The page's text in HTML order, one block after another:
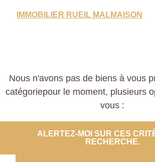
IMMOBILIER RUEIL MALMAISON
Nous n'avons pas de biens à vous
catégoriepour le moment, plusieurs
vous :
ALERTEZ-MOI SUR CES
RECHERCHE.